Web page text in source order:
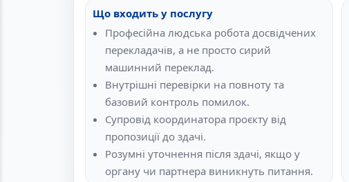
Що входить у послугу
Професійна людська робота досвідчених
перекладачів, а не просто сирий
машинний переклад.
Внутрішні перевірки на повноту та
базовий контроль помилок.
Супровід координатора проєкту від
пропозиції до здачі.
Розумні уточнення після здачі, якщо у
органу чи партнера виникнуть питання.